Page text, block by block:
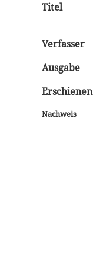
Titel
Verfasser
Ausgabe
Erschienen
Nachweis